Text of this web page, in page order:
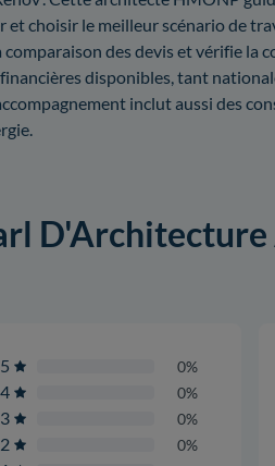
choisir le meilleur scénario de
des devis et vérifie la
disponibles, tant
inclut aussi des
5 0%
4 0%
3 0%
2 0%